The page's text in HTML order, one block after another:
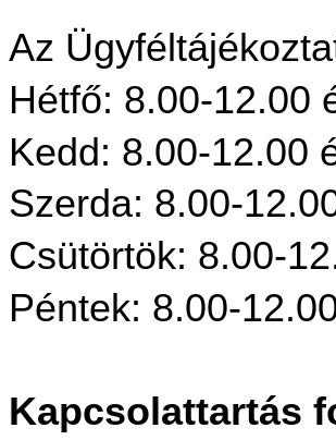
Az
Hétfő: 8.00-12.00
Kedd: 8.00-12.00
Szerda: 8.00-
Csütörtök: 8.00-
Péntek: 8.00-
Kapcsolattartás